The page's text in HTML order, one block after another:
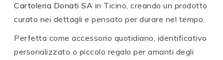
Cartoleria Donati SA in Ticino, creando un prodotto
curato nei dettagli e pensato per durare nel tempo.
Perfetta come accessorio quotidiano, identificativo
personalizzato o piccolo regalo per amanti degli